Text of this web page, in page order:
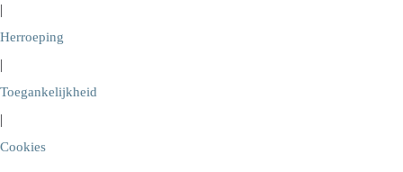
|
Herroeping
|
Toegankelijkheid
|
Cookies